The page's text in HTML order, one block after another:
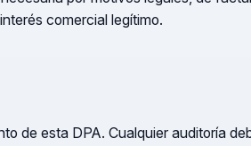
comercial legítimo.
de esta DPA. Cualquier auditoría